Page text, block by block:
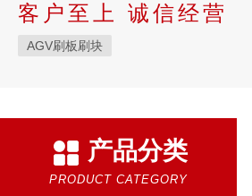
客户至上 诚信经营
AGV刷板刷块
产品分类
PRODUCT CATEGORY